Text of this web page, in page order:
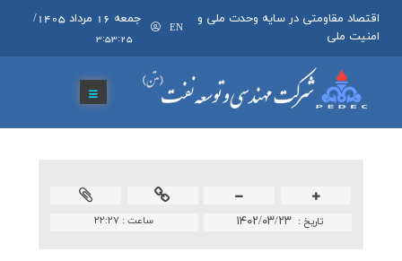
اقتصاد مقاومتی در سایه وحدت ملی و
امنیت ملی
EN
جمعه 16 مرداد 1405 /
3:53:25
ساعت : ۲۲:۲۷ تاريخ : ۱۴۰۲/۰۳/۲۳